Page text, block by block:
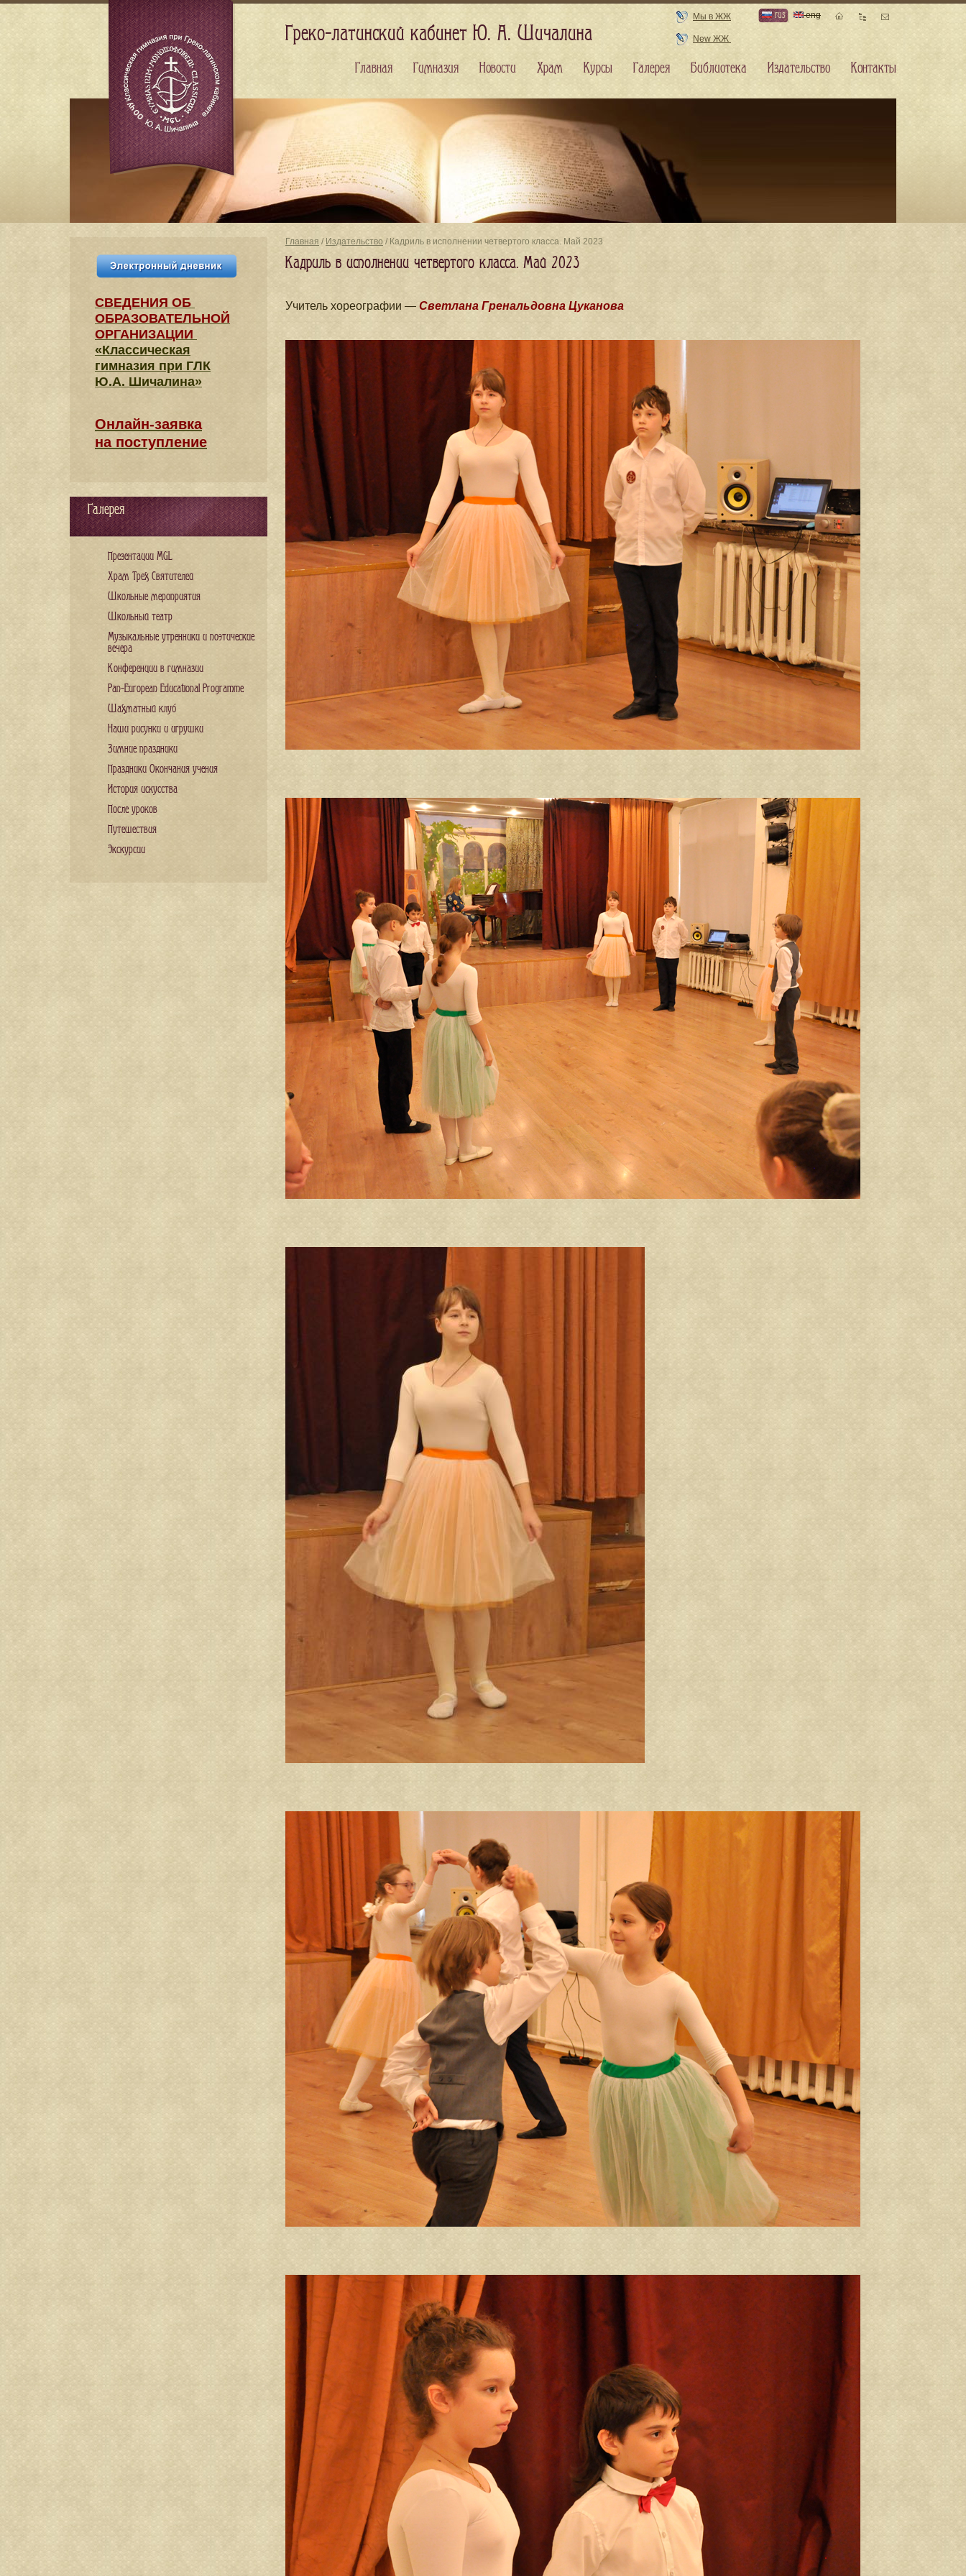
Главная / Издательство / Кадриль в исполнении четвертого класса. Май 2023
Кадриль в исполнении четвертого класса. Май 2023
Учитель хореографии — Светлана Гренальдовна Цуканова
СВЕДЕНИЯ​ ОБ
ОБРАЗОВАТЕЛЬНОЙ
ОРГАНИЗАЦИИ
«Классическая
гимназия при ГЛК
Ю.А. Шичалина»
Онлайн-заявка
на поступление
Галерея
Презентации MGL
Храм Трех Святителей
Школьные мероприятия
Школьный театр
Музыкальные утренники и поэтические
вечера
Конференции в гимназии
Pan-European Educational Programme
Шахматный клуб
Наши рисунки и игрушки
Зимние праздники
Праздники Окончания учения
История искусства
После уроков
Путешествия
Экскурсии
Греко-латинский кабинет Ю. А. Шичалина
Мы в ЖЖ
New ЖЖ
rus eng
Главная Гимназия Новости Храм Курсы Галерея Библиотека Издательство Контакты